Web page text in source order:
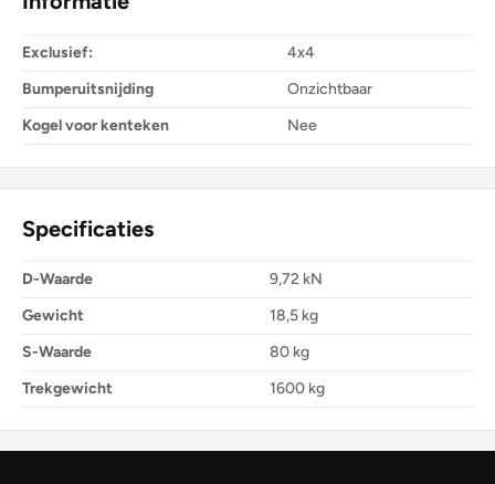
Exclusief:
4x4
Bumperuitsnijding
Onzichtbaar
Kogel voor kenteken
Nee
Specificaties
D-Waarde
9,72 kN
Gewicht
18,5 kg
S-Waarde
80 kg
Trekgewicht
1600 kg